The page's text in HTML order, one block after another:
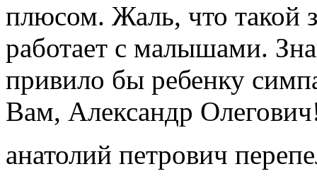
плюсом. Жаль, что такой
работает с малышами.
привило бы ребенку
Вам, Александр
анатолий петрович